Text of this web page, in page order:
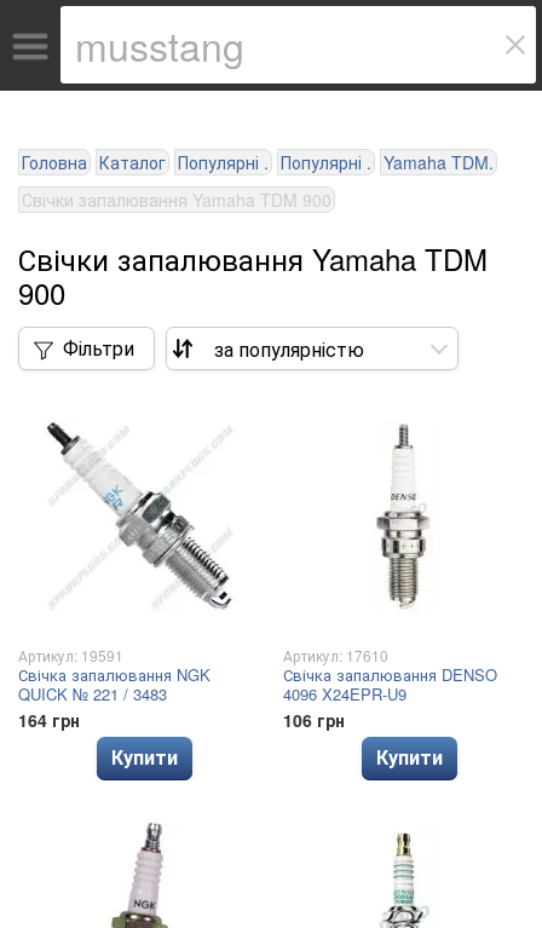
Головна Каталог Популярні . Популярні . Yamaha TDM.
Свічки запалювання Yamaha TDM 900
Свічки запалювання Yamaha TDM
900
Фільтри
Артикул: 19591
Свічка запалювання NGK
QUICK № 221 / 3483
164 грн
Купити
Артикул: 17610
Свічка запалювання DENSO
4096 X24EPR-U9
106 грн
Купити